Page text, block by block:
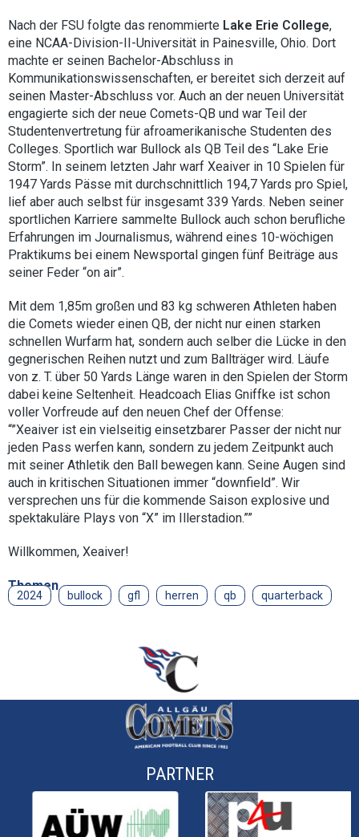
Nach der FSU folgte das renommierte Lake Erie College,
eine NCAA-Division-II-Universität in Painesville, Ohio. Dort
machte er seinen Bachelor-Abschluss in
Kommunikationswissenschaften, er bereitet sich derzeit auf
seinen Master-Abschluss vor. Auch an der neuen Universität
engagierte sich der neue Comets-QB und war Teil der
Studentenvertretung für afroamerikanische Studenten des
Colleges. Sportlich war Bullock als QB Teil des “Lake Erie
Storm”. In seinem letzten Jahr warf Xeaiver in 10 Spielen für
1947 Yards Pässe mit durchschnittlich 194,7 Yards pro Spiel,
lief aber auch selbst für insgesamt 339 Yards. Neben seiner
sportlichen Karriere sammelte Bullock auch schon berufliche
Erfahrungen im Journalismus, während eines 10-wöchigen
Praktikums bei einem Newsportal gingen fünf Beiträge aus
seiner Feder “on air”.
Mit dem 1,85m großen und 83 kg schweren Athleten haben
die Comets wieder einen QB, der nicht nur einen starken
schnellen Wurfarm hat, sondern auch selber die Lücke in den
gegnerischen Reihen nutzt und zum Ballträger wird. Läufe
von z. T. über 50 Yards Länge waren in den Spielen der Storm
dabei keine Seltenheit. Headcoach Elias Gniffke ist schon
voller Vorfreude auf den neuen Chef der Offense:
“”Xeaiver ist ein vielseitig einsetzbarer Passer der nicht nur
jeden Pass werfen kann, sondern zu jedem Zeitpunkt auch
mit seiner Athletik den Ball bewegen kann. Seine Augen sind
auch in kritischen Situationen immer “downfield”. Wir
versprechen uns für die kommende Saison explosive und
spektakuläre Plays von “X” im Illerstadion.””
Willkommen, Xeaiver!
Themen
2024 bullock gfl herren qb quarterback
PARTNER